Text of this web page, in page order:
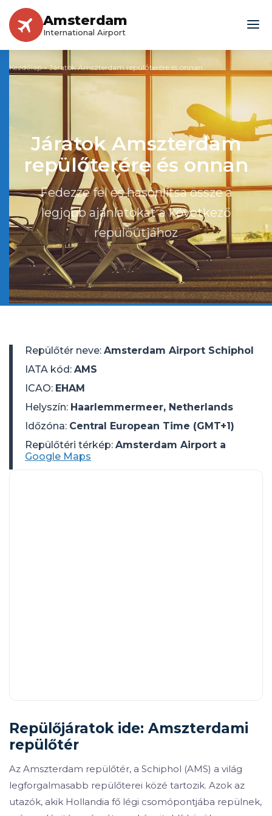
Amsterdam
International Airport
Kezdőlap»Járatok Amszterdam repülőterére és onnan
Járatok Amszterdam
repülőterére és onnan
Fedezze fel és hasonlítsa össze a
legjobb ajánlatokat a következő
repülőútjához
Repülőjáratok ide: Amszterdami
repülőtér
Az Amszterdam repülőtér, a Schiphol (AMS) a világ
legforgalmasabb repülőterei közé tartozik. Azok az
utazók, akik Hollandia fő légi csomópontjába repülnek,
Repülőtér neve: Amsterdam Airport Schiphol
IATA kód: AMS
ICAO: EHAM
Helyszín: Haarlemmermeer, Netherlands
Időzóna: Central European Time (GMT+1)
Repülőtéri térkép: Amsterdam Airport a
Google Maps